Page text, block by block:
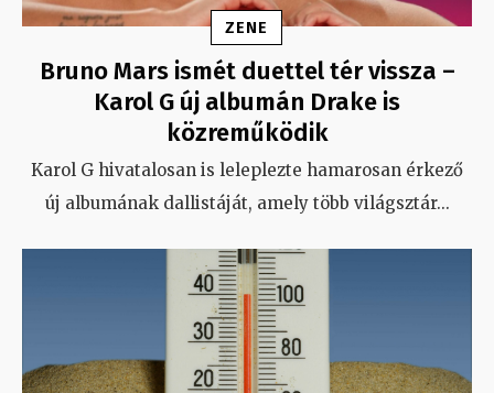
ZENE
Bruno Mars ismét duettel tér vissza –
Karol G új albumán Drake is
közreműködik
Karol G hivatalosan is leleplezte hamarosan érkező
új albumának dallistáját, amely több világsztár...